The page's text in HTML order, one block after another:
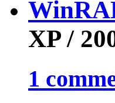
XP /
1